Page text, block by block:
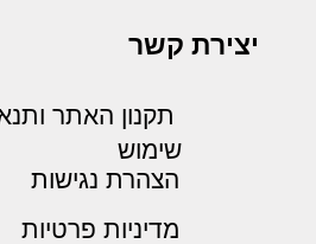
יצירת קשר
תקנון האתר
שימוש
הצהרת נגישות
מדיניות פרטיות